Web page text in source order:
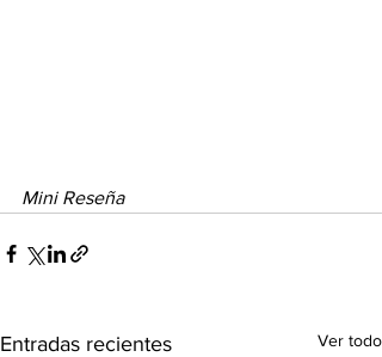
Mini Reseña
Entradas recientes Ver todo